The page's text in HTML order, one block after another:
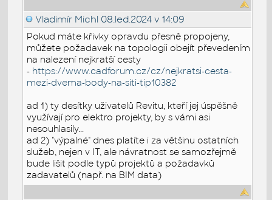
Vladimír Michl 08.led.2024 v 14:09
Pokud máte křivky opravdu přesně propojeny,
můžete požadavek na topologii obejít převedením
na nalezení nejkratší cesty
- https://www.cadforum.cz/cz/nejkratsi-cesta-
mezi-dvema-body-na-siti-tip10382
ad 1) ty desítky uživatelů Revitu, kteří jej úspěšně
využívají pro elektro projekty, by s vámi asi
nesouhlasily...
ad 2) "výpalné" dnes platíte i za většinu ostatních
služeb, nejen v IT, ale návratnost se samozřejmě
bude lišit podle typů projektů a požadavků
zadavatelů (např. na BIM data)